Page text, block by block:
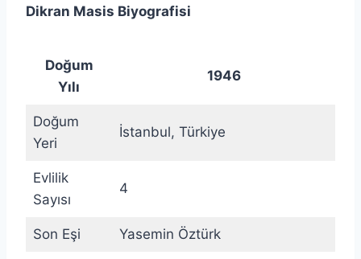
Dikran Masis Biyografisi
Doğum
Yılı
1946
Doğum
Yeri
İstanbul, Türkiye
Evlilik
Sayısı
4
Son Eşi Yasemin Öztürk